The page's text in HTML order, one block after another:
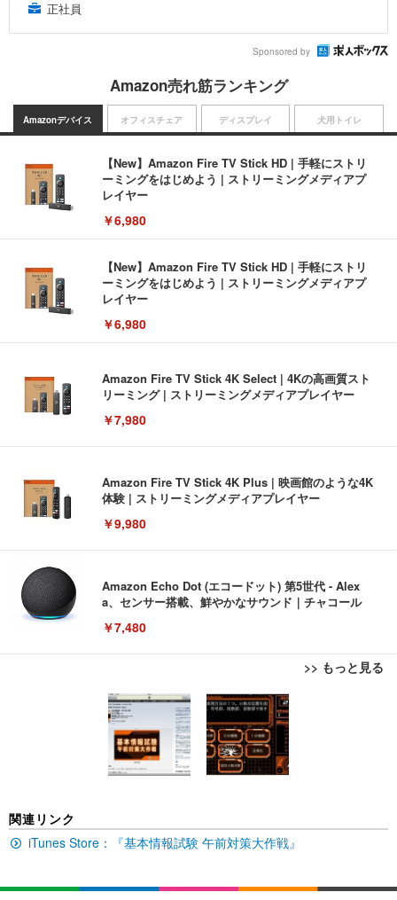
正社員
Sponsored by
Amazon売れ筋ランキング
Amazonデバイス
【New】Amazon Fire TV Stick HD | 手軽にストリ
ーミングをはじめよう | ストリーミングメディアプ
レイヤー
￥6,980
【New】Amazon Fire TV Stick HD | 手軽にストリ
ーミングをはじめよう | ストリーミングメディアプ
レイヤー
￥6,980
Amazon Fire TV Stick 4K Select | 4Kの高画質スト
リーミング | ストリーミングメディアプレイヤー
￥7,980
Amazon Fire TV Stick 4K Plus | 映画館のような4K
体験 | ストリーミングメディアプレイヤー
￥9,980
Amazon Echo Dot (エコードット) 第5世代 - Alex
a、センサー搭載、鮮やかなサウンド｜チャコール
￥7,480
>> もっと見る
オフィスチェア
[EdoErgo] オフィスチェア 椅子 テレワーク 疲れな
い 跳ね上げ式アームレスト コンパクト 約105度ロッ
キング pc 事務椅子 360度回転 座面昇降 強化ナイロ
ン樹脂ベース 通気性メッシュ 在宅ワーク H-WY01
(黒網+黒枠+黒足)
￥5,699
ュチェア 人間工学 疲れない ブラック
￥27,999
ディスプレイ
EIZO ビジネス向けプレミアムモニター | FlexScan
EV3240X-WT | 31.5型4K UHD・USB Type-C・ホワ
イト
￥105,595
イト
犬用トイレ
Amazonベーシック ペットシーツ 薄型 レギュラー 1
回使い捨て 無香料 ホワイト 300枚
￥3,373
x2袋(84枚) ホワイト(吸収面:ライトブルー)
￥3,234
関連リンク
iTunes Store：『基本情報試験 午前対策大作戦』